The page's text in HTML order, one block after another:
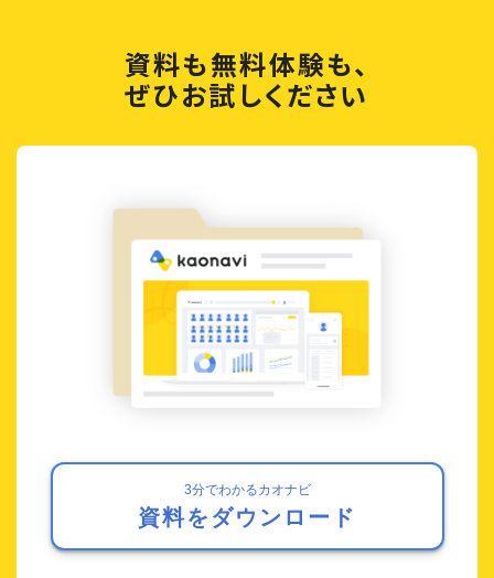
資料も無料体験も、
ぜひお試しください
3分でわかるカオナビ
資料をダウンロード